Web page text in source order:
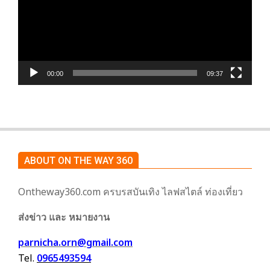
00:00 09:37
ABOUT ON THE WAY 360
Ontheway360.com ครบรสบันเทิง ไลฟสไตล์ ท่องเที่ยว
ส่งข่าว และ หมายงาน
parnicha.orn@gmail.com
Tel. 0965493594